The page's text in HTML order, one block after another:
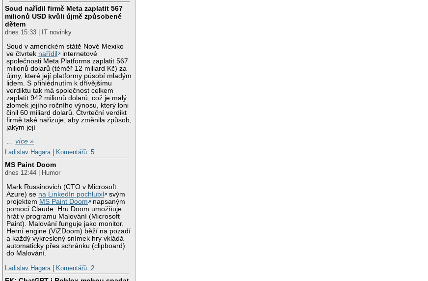
Soud nařídil firmě Meta zaplatit 567
milionů USD kvůli újmě způsobené
dětem
dnes 15:33 | IT novinky
Soud v americkém státě Nové Mexiko
ve čtvrtek nařídil
internetové
společnosti Meta Platforms zaplatit 567
milionů dolarů (téměř 12 miliard Kč) za
újmy, které její platformy působí mladým
lidem. S přihlédnutím k dřívějšímu
verdiktu tak má společnost celkem
zaplatit 942 milionů dolarů, což je malý
zlomek jejího ročního výnosu, který loni
činil 60 miliard dolarů. Čtvrteční verdikt
firmě také nařizuje, aby změnila způsob,
jakým její
…více »
Ladislav Hagara
Komentářů: 5
MS Paint Doom
dnes 12:44 | Humor
Mark Russinovich (CTO v Microsoft
Azure) se na LinkedIn pochlubil
svým
projektem MS Paint Doom
napsaným
pomocí Claude. Hru Doom umožňuje
hrát v programu Malování (Microsoft
Paint). Malování funguje jako monitor.
Herní engine (ViZDoom) běží na pozadí
a každý vykreslený snímek hry vkládá
automaticky přes schránku (clipboard)
do Malování.
Ladislav Hagara
Komentářů: 2